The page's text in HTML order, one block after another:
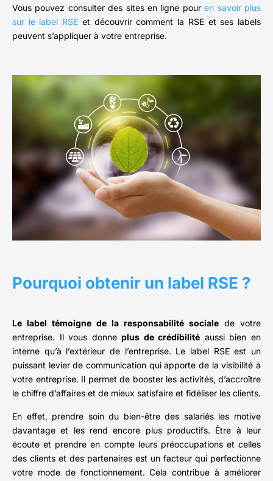
Vous pouvez consulter des sites en ligne pouren savoir plus
sur le label RSE et découvrir comment la RSE et ses labels
peuvent s’appliquer à votre entreprise.
Pourquoi obtenir un label RSE ?
Le label témoigne de la responsabilité sociale de votre
entreprise. Il vous donneplus de crédibilité aussi bien en
interne qu’à l’extérieur de l’entreprise. Le label RSE est un
puissant levier de communication qui apporte de la visibilité à
votre entreprise. Il permet de booster les activités, d’accroître
le chiffre d’affaires et de mieux satisfaire et fidéliser les clients.
En effet, prendre soin du bien-être des salariés les motive
davantage et les rend encore plus productifs. Être à leur
écoute et prendre en compte leurs préoccupations et celles
des clients et des partenaires est un facteur qui perfectionne
votre mode de fonctionnement. Cela contribue à améliorer